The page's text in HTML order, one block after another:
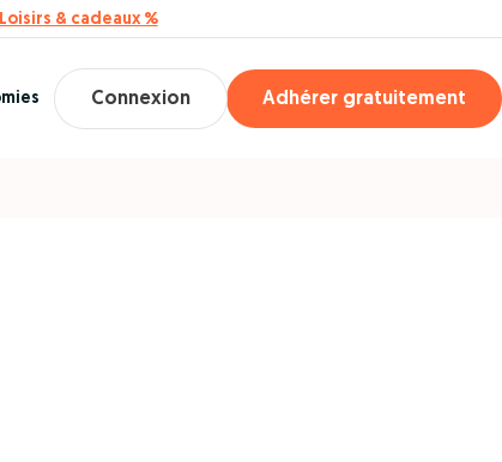
Loisirs & cadeaux %
Connexion Adhérer gratuitement